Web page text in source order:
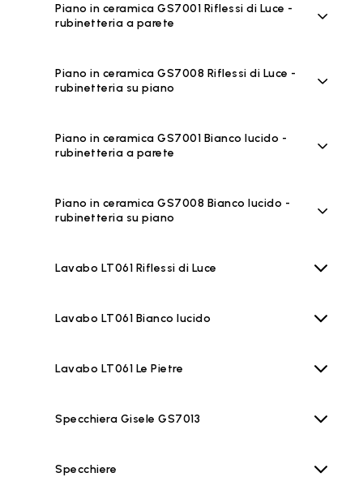
Piano in ceramica GS7001 Riflessi di Luce -
rubinetteria a parete
Piano in ceramica GS7008 Riflessi di Luce -
rubinetteria su piano
Piano in ceramica GS7001 Bianco lucido -
rubinetteria a parete
Piano in ceramica GS7008 Bianco lucido -
rubinetteria su piano
Lavabo LT061 Riflessi di Luce
Lavabo LT061 Bianco lucido
Lavabo LT061 Le Pietre
Specchiera Gisele GS7013
Specchiere